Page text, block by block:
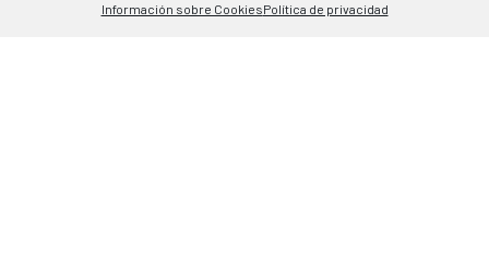
Información sobre CookiesPolítica de privacidad